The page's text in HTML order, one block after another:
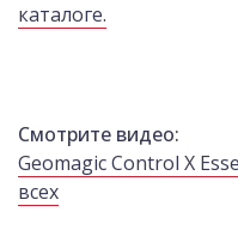
каталоге.
Смотрите видео:
Geomagic Control X
всех